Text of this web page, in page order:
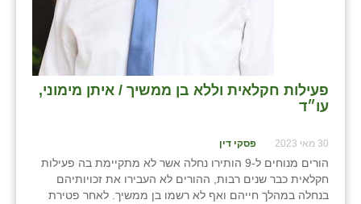
פעילות חקלאית וללא בן ממשיך / איתן מימוני,
עו״ד
30 מאי 2023 פסקי דין
הורים מנוחים ל-9 הותירו נחלה אשר לא מתקיימת בה פעילות
חקלאית כבר שנים רבות, ההורים לא העבירו את זכויותיהם
בנחלה במהלך חייהם ואף לא רשמו בן ממשיך. לאחר פטירת